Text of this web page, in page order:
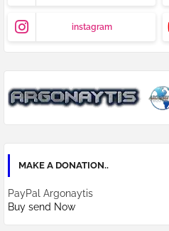
instagram
MAKE A DONATION..
PayPal Argonaytis
Buy send Now